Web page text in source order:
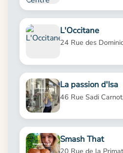
L'Occitane
24 Rue des
La passion d'Isa
46 Rue Sadi
Smash That